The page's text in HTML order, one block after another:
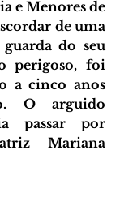
e Menores de
de uma
do seu
perigoso, foi
a cinco anos
O arguido
passar por
Mariana